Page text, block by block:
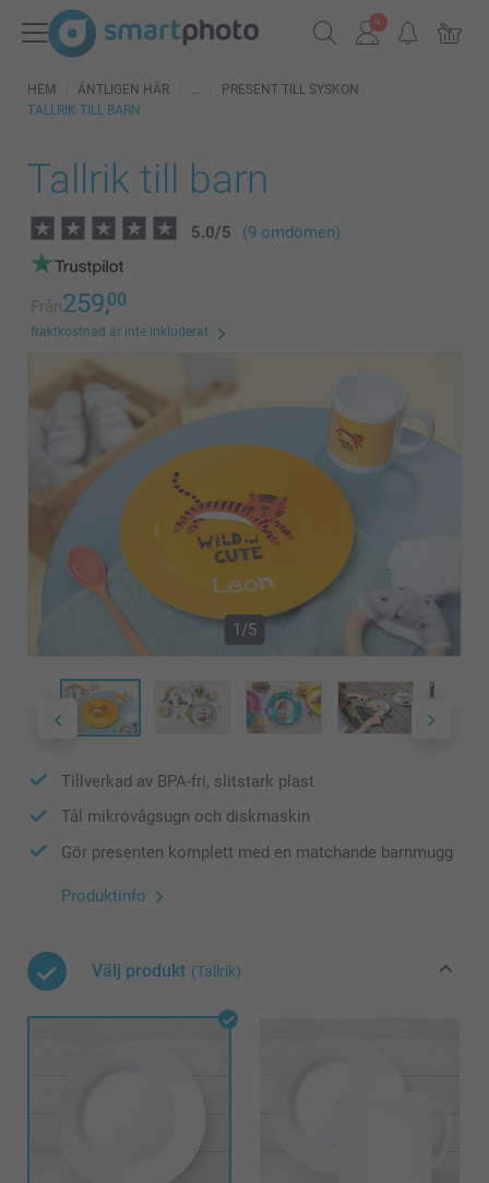
HEM ÄNTLIGEN HÄR
PRESENT TILL SYSKON
TALLRIK TILL BARN
Tallrik till barn
5.0/5 (9 omdömen)
Från259,00
fraktkostnad är inte inkluderat
1/5
Tillverkad av BPA-fri, slitstark plast
Tål mikrovågsugn och diskmaskin
Gör presenten komplett med en matchande barnmugg
Produktinfo
Välj produkt (Tallrik)